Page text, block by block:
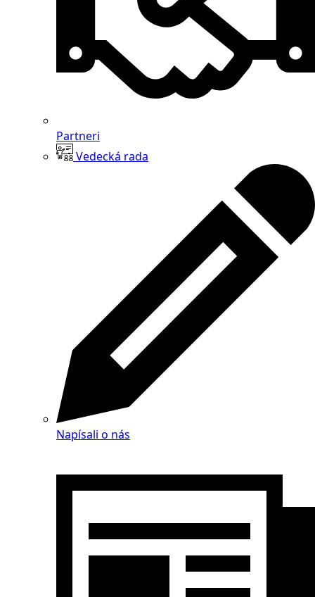
Partneri
Vedecká rada
Napísali o nás